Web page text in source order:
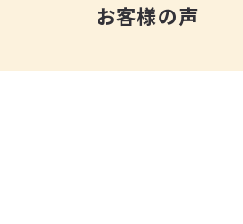
お客様の声